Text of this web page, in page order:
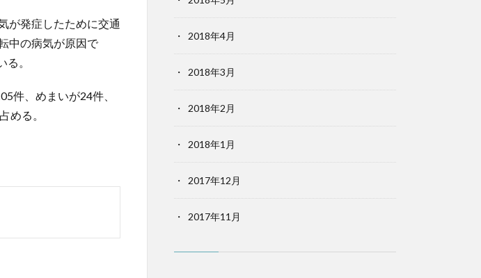
が発症したために交通
中の病気が原因で
。
件、めまいが24件、
める。
2018年4月
2018年3月
2018年2月
2018年1月
2017年12月
2017年11月